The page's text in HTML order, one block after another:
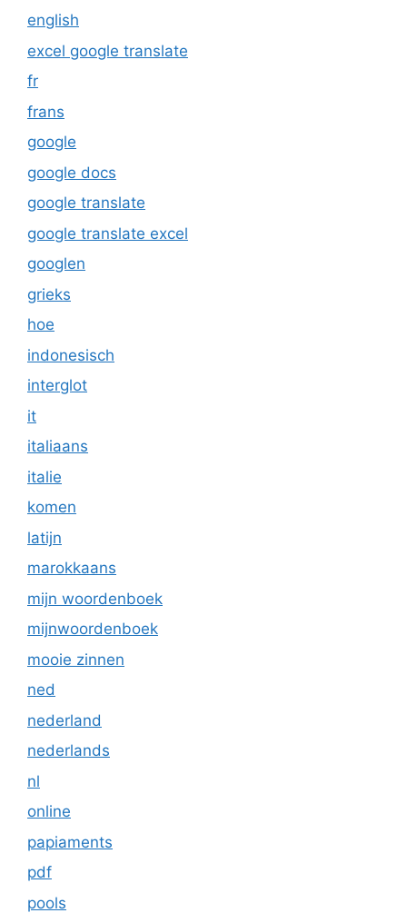
english
excel google translate
fr
frans
google
google docs
google translate
google translate excel
googlen
grieks
hoe
indonesisch
interglot
it
italiaans
italie
komen
latijn
marokkaans
mijn woordenboek
mijnwoordenboek
mooie zinnen
ned
nederland
nederlands
nl
online
papiaments
pdf
pools